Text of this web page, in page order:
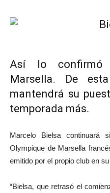
Así lo confirmó
Marsella. De
mantendrá su
temporada más.
Marcelo Bielsa continuará
Olympique de Marsella
emitido por el propio club en
“Bielsa, que retrasó el